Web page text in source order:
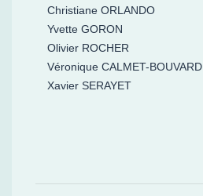
Christiane ORLANDO
Yvette GORON
Olivier ROCHER
Véronique CALMET-BOUVARD
Xavier SERAYET